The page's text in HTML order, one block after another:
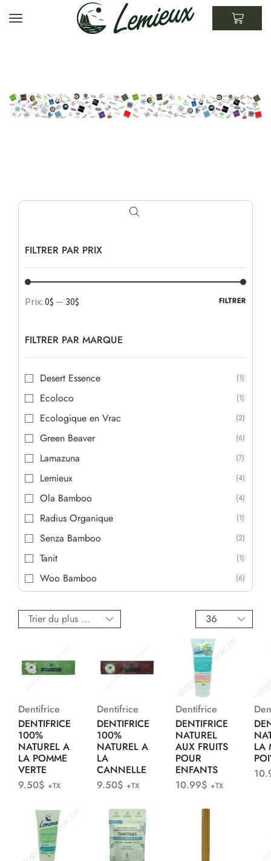
FILTRER PAR PRIX
FILTRER
Prix: 0$ — 30$
FILTRER PAR MARQUE
Desert Essence (1)
Ecoloco (1)
Ecologique en Vrac (2)
Green Beaver (6)
Lamazuna (7)
Lemieux (4)
Ola Bamboo (4)
Radius Organique (1)
Senza Bamboo (2)
Tanit (1)
Woo Bamboo (6)
Dentifrice
DENTIFRICE
100%
NATUREL A
LA POMME
VERTE
9.50$ +TX
Dentifrice
DENTIFRICE
100%
NATUREL A
LA
CANNELLE
9.50$ +TX
Dentifrice
DENTIFRICE
NATUREL
AUX FRUITS
POUR
ENFANTS
10.99$ +TX
LA